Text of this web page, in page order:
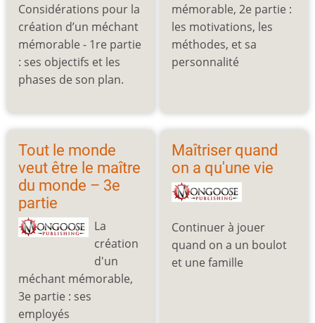
Considérations pour la
création d’un méchant
mémorable - 1re partie
: ses objectifs et les
phases de son plan.
mémorable, 2e partie :
les motivations, les
méthodes, et sa
personnalité
Tout le monde
veut être le maître
du monde – 3e
partie
La
création
d'un
méchant mémorable,
3e partie : ses
employés
Maîtriser quand
on a qu'une vie
Continuer à jouer
quand on a un boulot
et une famille